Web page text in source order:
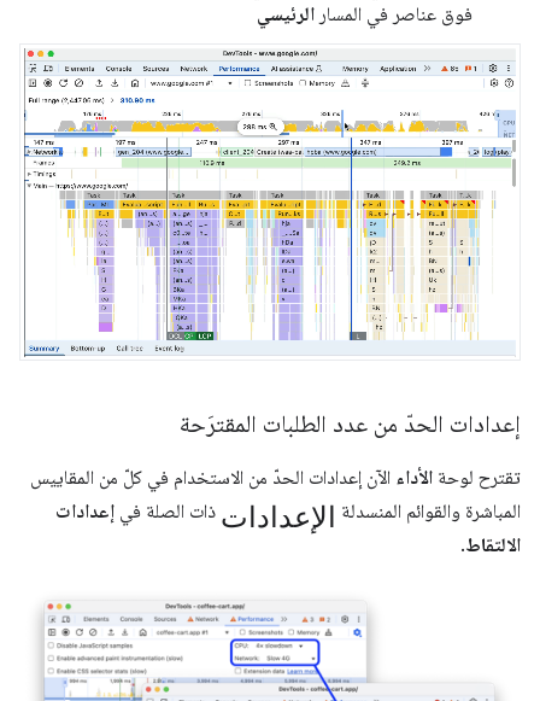
فوق عناصر في المسار الرئيسي
إعدادات الحدّ من عدد الطلبات المقترَحة
تقترح لوحة الأداء الآن إعدادات الحدّ من الاستخدام في كلّ من المقاييس
المباشرة والقوائم المنسدلة الإعدادات ذات الصلة في إعدادات
الالتقاط.